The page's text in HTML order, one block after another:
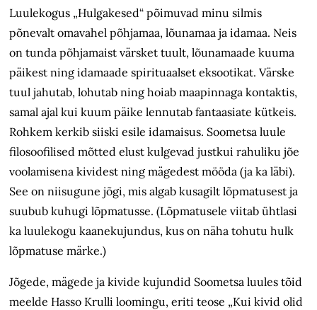
Luulekogus „Hulgakesed“ põimuvad minu silmis
põnevalt omavahel põhjamaa, lõunamaa ja idamaa. Neis
on tunda põhjamaist värsket tuult, lõunamaade kuuma
päikest ning idamaade spirituaalset eksootikat. Värske
tuul jahutab, lohutab ning hoiab maapinnaga kontaktis,
samal ajal kui kuum päike lennutab fantaasiate kütkeis.
Rohkem kerkib siiski esile idamaisus. Soometsa luule
filosoofilised mõtted elust kulgevad justkui rahuliku jõe
voolamisena kividest ning mägedest mööda (ja ka läbi).
See on niisugune jõgi, mis algab kusagilt lõpmatusest ja
suubub kuhugi lõpmatusse. (Lõpmatusele viitab ühtlasi
ka luulekogu kaanekujundus, kus on näha tohutu hulk
lõpmatuse märke.)
Jõgede, mägede ja kivide kujundid Soometsa luules tõid
meelde Hasso Krulli loomingu, eriti teose „Kui kivid olid